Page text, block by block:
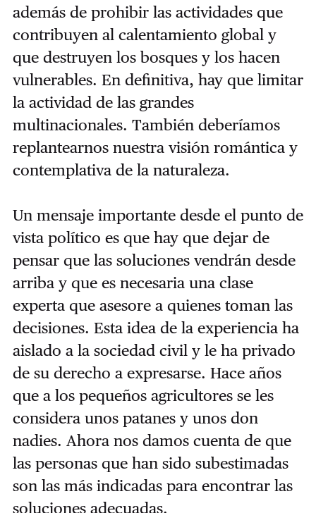
además de prohibir las actividades que
contribuyen al calentamiento global y
que destruyen los bosques y los hacen
vulnerables. En definitiva, hay que limitar
la actividad de las grandes
multinacionales. También deberíamos
replantearnos nuestra visión romántica y
contemplativa de la naturaleza.
Un mensaje importante desde el punto de
vista político es que hay que dejar de
pensar que las soluciones vendrán desde
arriba y que es necesaria una clase
experta que asesore a quienes toman las
decisiones. Esta idea de la experiencia ha
aislado a la sociedad civil y le ha privado
de su derecho a expresarse. Hace años
que a los pequeños agricultores se les
considera unos patanes y unos don
nadies. Ahora nos damos cuenta de que
las personas que han sido subestimadas
son las más indicadas para encontrar las
soluciones adecuadas.